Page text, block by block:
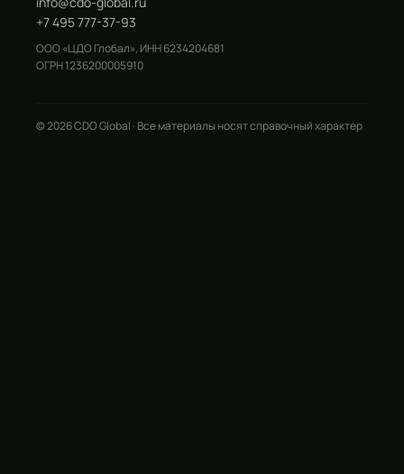
+7 495 777-37-93
ООО «ЦДО Глобал», ИНН 6234204681
ОГРН 1236200005910
© 2026 CDO Global · Все материалы носят справочный характер